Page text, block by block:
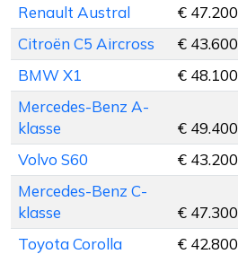
Renault Austral
€ 47.200
Citroën C5 Aircross
€ 43.600
BMW X1
€ 48.100
Mercedes-Benz A-
klasse
€ 49.400
Volvo S60
€ 43.200
Mercedes-Benz C-
klasse
€ 47.300
Toyota Corolla
€ 42.800